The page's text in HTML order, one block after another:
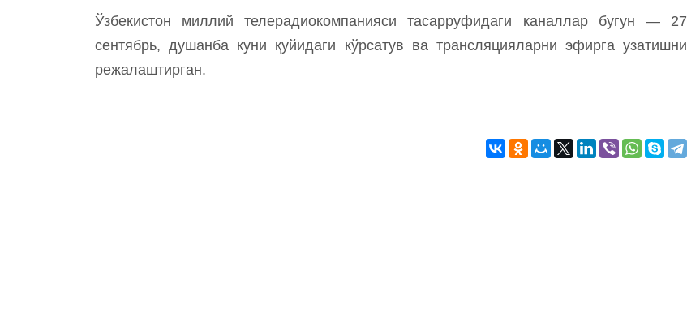
Ўзбекистон миллий телерадиокомпанияси тасарруфидаги каналлар бугун — 27
сентябрь, душанба куни қуйидаги кўрсатув ва трансляцияларни эфирга узатишни
режалаштирган.